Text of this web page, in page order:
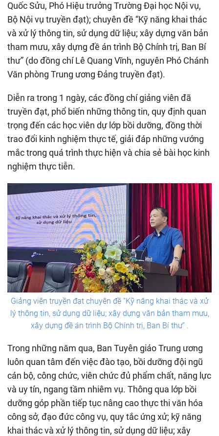
Quốc Sửu, Phó Hiệu trưởng Trường Đại học Nội vụ,
Bộ Nội vụ truyền đạt); chuyên đề “Kỹ năng khai thác
và xử lý thông tin, sử dụng dữ liệu; xây dựng văn bản
tham mưu, xây dựng đề án trình Bộ Chính trị, Ban Bí
thư” (do đồng chí Lê Quang Vĩnh, nguyên Phó Chánh
Văn phòng Trung ương Đảng truyền đạt).
Diễn ra trong 1 ngày, các đồng chí giảng viên đã
truyền đạt, phổ biến những thông tin, quy định quan
trọng đến các học viên dự lớp bồi dưỡng, đồng thời
trao đổi kinh nghiệm thực tế, giải đáp những vướng
mắc trong quá trình thực hiện và chia sẻ bài học kinh
nghiệm thực tiễn.
Giảng viên truyền đạt chuyên đề “Kỹ năng khai thác và xử
lý thông tin, sử dụng dữ liệu; xây dựng văn bản tham mưu,
xây dựng đề án trình Bộ Chính trị, Ban Bí thư” .
Trong những năm qua, Ban Tuyên giáo Trung ương
luôn quan tâm đến việc đào tạo, bồi dưỡng đội ngũ
cán bộ, công chức, viên chức đủ phẩm chất, năng lực
và uy tín, ngang tầm nhiêm vụ. Thông qua lớp bồi
dưỡng góp phần tiếp tục nâng cao thực thi văn hóa
công sở, đạo đức công vụ, quy tắc ứng xử; kỹ năng
khai thác và xử lý thông tin, sử dụng dữ liệu; xây